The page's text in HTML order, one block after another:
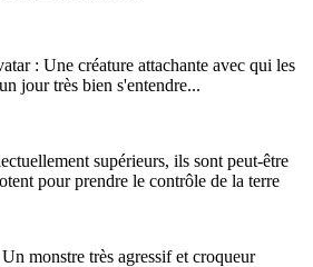
: Une créature attachante avec qui les
jour très bien s'entendre...
supérieurs, ils sont peut-être
pour prendre le contrôle de la terre
monstre très agressif et croqueur